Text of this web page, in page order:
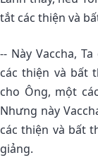
tắt các thiện và
-- Này Vaccha,
các thiện và bất
cho Ông, một
Nhưng này
các thiện và bất
giảng.